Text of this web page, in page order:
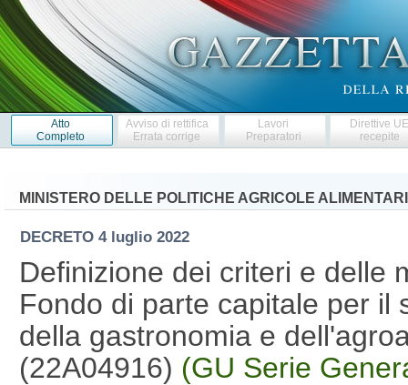
Atto
Completo
Avviso di rettifica
Errata corrige
Lavori
Preparatori
Direttive
recepite
MINISTERO DELLE POLITICHE AGRICOLE
DECRETO 4 luglio 2022
Definizione dei criteri e delle
Fondo di parte capitale per il
della gastronomia e
(22A04916) (GU Serie